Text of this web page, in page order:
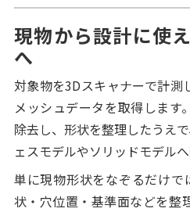
現物から設計に使
へ
対象物を3Dスキャナーで計測
メッシュデータを取得します
除去し、形状を整理したうえ
ェスモデルやソリッドモデルへ
単に現物形状をなぞるだけ
状・穴位置・基準面などを整